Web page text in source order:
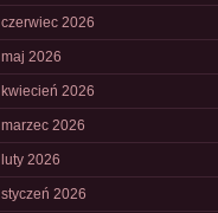
czerwiec 2026
maj 2026
kwiecień 2026
marzec 2026
luty 2026
styczeń 2026